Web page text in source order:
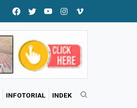
INFOTORIAL INDEK